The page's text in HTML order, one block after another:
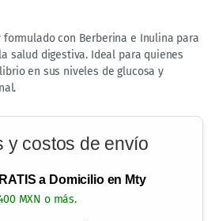
formulado con Berberina e Inulina para
salud digestiva. Ideal para quienes
en sus niveles de glucosa y
y costos de envío
a Domicilio en Mty
MXN o más.